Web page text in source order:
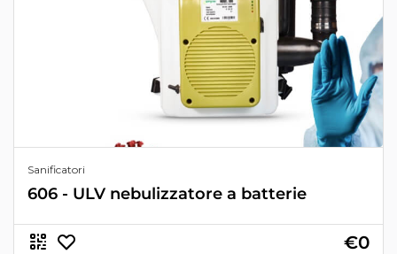
Sanificatori
606 - ULV nebulizzatore a batterie
€0